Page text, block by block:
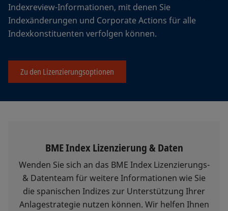
Indexreview-Informationen, mit denen Sie
Indexänderungen und Corporate Actions für alle
Indexkonstituenten verfolgen können.
Zu den Lizenzierungsoptionen
BME Index Lizenzierung & Daten
Wenden Sie sich an das BME Index Lizenzierungs-
& Datenteam für weitere Informationen wie Sie
die spanischen Indizes zur Unterstützung Ihrer
Anlagestrategie nutzen können. Wir helfen Ihnen